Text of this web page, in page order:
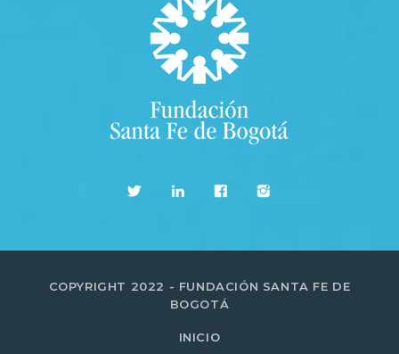
COPYRIGHT 2022 - FUNDACIÓN SANTA FE DE
BOGOTÁ
INICIO